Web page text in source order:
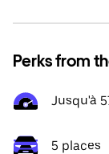
Perks from
Jusqu'à
5 places